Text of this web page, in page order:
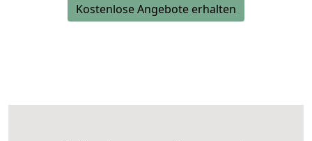
Kostenlose Angebote erhalten